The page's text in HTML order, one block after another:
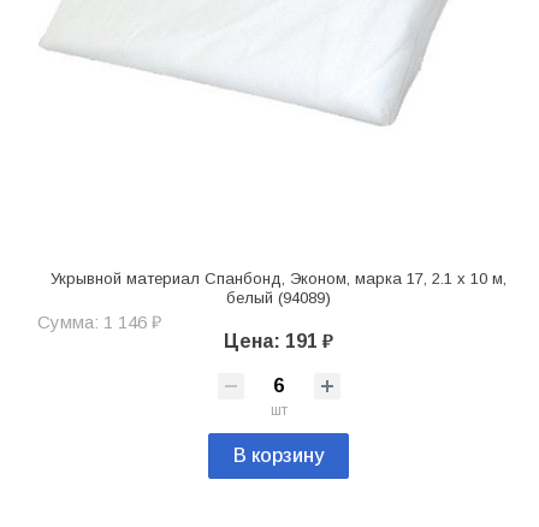
Укрывной материал Спанбонд, Эконом, марка 17, 2.1 х 10 м,
белый (94089)
Сумма: 1 146 ₽
Цена: 191 ₽
шт
В корзину